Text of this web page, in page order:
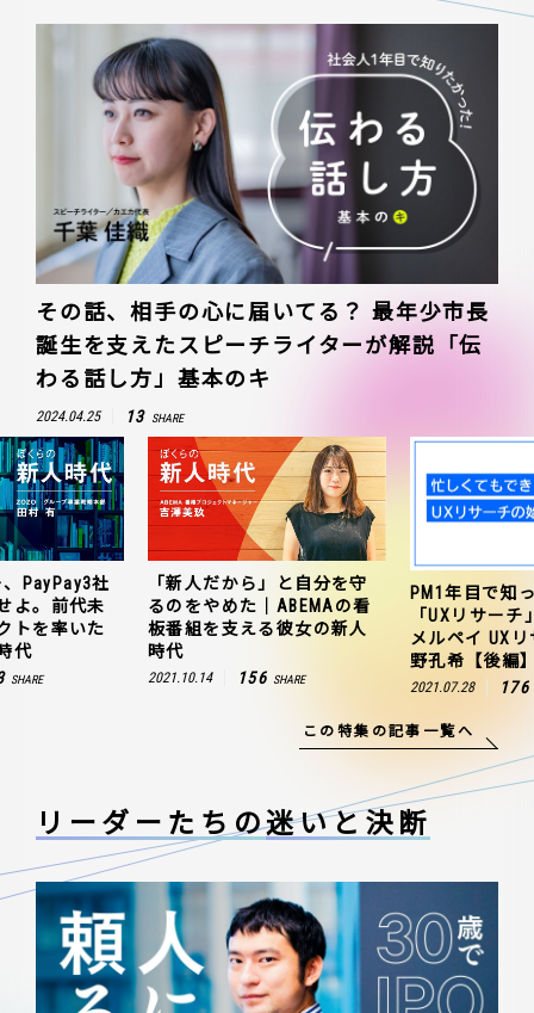
その話、相手の心に届いてる？ 最年少市長
誕生を支えたスピーチライターが解説「伝
わる話し方」基本のキ
2024.04.25 13 SHARE
PayPay3社
よ。前代未
トを率いた
代
SHARE
「新人だから」と自分を守
るのをやめた｜ABEMAの看
板番組を支える彼女の新人
時代
2021.10.14 156 SHARE
PM1年目で知
「UXリサー
メルペイ UX
野孔希【後編
2021.07.28 176
この特集の記事一覧へ
リーダーたちの迷いと決断